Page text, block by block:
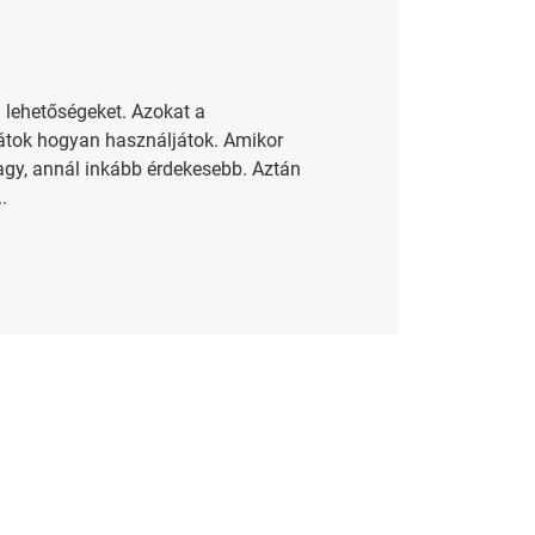
Azokat a
hogyan használjátok. Amikor
annál inkább érdekesebb. Aztán